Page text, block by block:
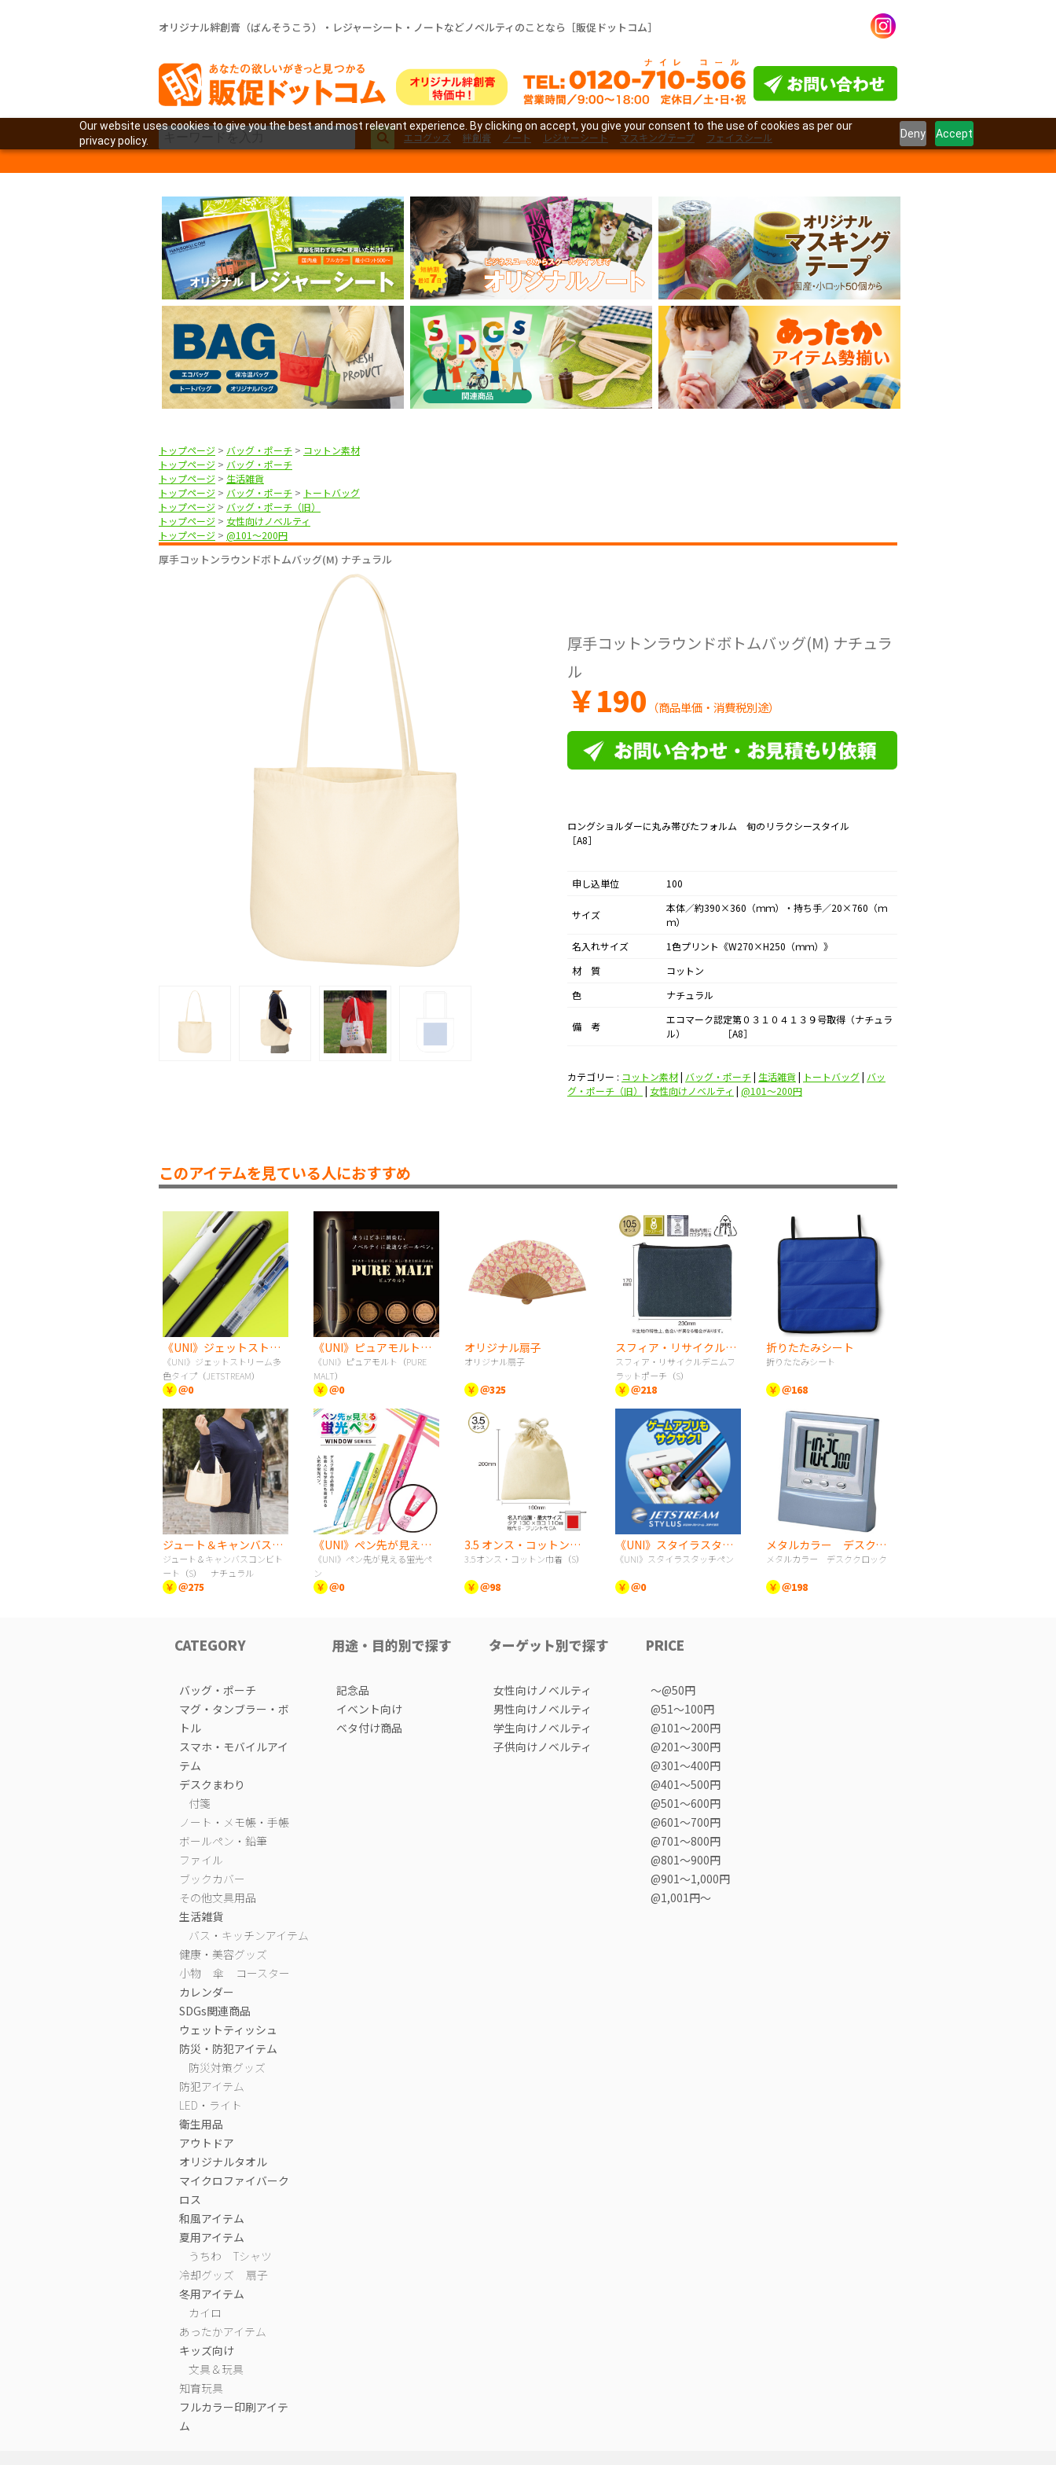
Our website uses cookies to give you the best and most relevant experience. By clicking on accept, you give your consent to the use of cookies as per our
privacy policy.
Deny Accept
オリジナル絆創膏（ばんそうこう）・レジャーシート・ノートなどノベルティのことなら［販促ドットコム］
エコグッズ 絆創膏 ノート レジャーシート マスキングテープ フェイスシール
トップページ > バッグ・ポーチ > コットン素材
トップページ > バッグ・ポーチ
トップページ > 生活雑貨
トップページ > バッグ・ポーチ > トートバッグ
トップページ > バッグ・ポーチ（旧）
トップページ > 女性向けノベルティ
トップページ > @101〜200円
厚手コットンラウンドボトムバッグ(M) ナチュラル
厚手コットンラウンドボトムバッグ(M) ナチュラ
ル
￥190 （商品単価・消費税別途）
ロングショルダーに丸み帯びたフォルム 旬のリラクシースタイル
［A8］
申し込単位 100
サイズ
本体／約390×360（ｍｍ）・持ち手／20×760（ｍ
ｍ）
名入れサイズ
1色プリント《W270×H250（ｍｍ）》
材 質
コットン
色
ナチュラル
備 考
エコマーク認定第０３１０４１３９号取得（ナチュラ
ル） ［A8］
カテゴリー : コットン素材| バッグ・ポーチ| 生活雑貨| トートバッグ| バッ
グ・ポーチ（旧）
| 女性向けノベルティ | @101〜200円
このアイテムを見ている人におすすめ
《UNI》ジェットストリーム多色タイプ（JETSTREAM）
《UNI》ジェットストリーム多
色タイプ（JETSTREAM）
￥ ＠0
《UNI》ピュアモルト（PURE MALT）
《UNI》ピュアモルト（PURE
MALT）
￥ ＠0
オリジナル扇子
オリジナル扇子
￥ ＠325
スフィア・リサイクルデニムフラットポーチ（S）
スフィア・リサイクルデニムフ
ラットポーチ（S）
￥ ＠218
折りたたみシート
折りたたみシート
￥ ＠168
ジュート＆キャンバスコンビトート（S） ナチュラル
ジュート＆キャンバスコンビト
ート（S） ナチュラル
￥ ＠275
《UNI》ペン先が見える蛍光ペン
《UNI》ペン先が見える蛍光ペ
ン
￥ ＠0
3.5 オンス・コットン巾着（S）
3.5オンス・コットン巾着（S）
￥ ＠98
《UNI》スタイラスタッチペン
《UNI》スタイラスタッチペン
￥ ＠0
メタルカラー デスククロック
メタルカラー デスククロック
￥ ＠198
CATEGORY
バッグ・ポーチ
マグ・タンブラー・ボ
トル
スマホ・モバイルアイ
テム
デスクまわり
付箋
ノート・メモ帳・手帳
ボールペン・鉛筆
ファイル
ブックカバー
その他文具用品
生活雑貨
バス・キッチンアイテム
健康・美容グッズ
小物
傘
コースター
カレンダー
SDGs関連商品
ウェットティッシュ
防災・防犯アイテム
防災対策グッズ
防犯アイテム
LED・ライト
衛生用品
アウトドア
オリジナルタオル
マイクロファイバーク
ロス
和風アイテム
夏用アイテム
うちわ
Tシャツ
冷却グッズ
扇子
冬用アイテム
カイロ
あったかアイテム
キッズ向け
文具＆玩具
知育玩具
フルカラー印刷アイテ
ム
用途・目的別で探す
記念品
イベント向け
ベタ付け商品
ターゲット別で探す
女性向けノベルティ
男性向けノベルティ
学生向けノベルティ
子供向けノベルティ
PRICE
〜@50円
@51〜100円
@101〜200円
@201〜300円
@301〜400円
@401〜500円
@501〜600円
@601〜700円
@701〜800円
@801〜900円
@901〜1,000円
@1,001円〜